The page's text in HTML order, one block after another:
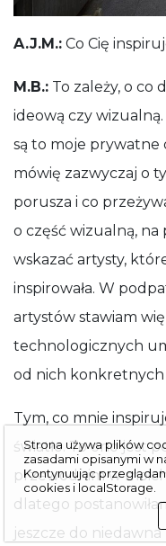
A.J.M.: Co Cię
M.B.: To zależy, o co
ideową czy
są to moje prywatne
mówię zazwyczaj o
porusza i co
o część wizualną,
wskazać artysty,
inspirowała. W
artystów stawiam
technologicznych
od nich
Tym, co mnie
światło. To ono jest
przewodnim w
dlatego
jeszcze do
Strona używa plików
zasadami opisanymi w
Kontynuując
cookies i localStorage.